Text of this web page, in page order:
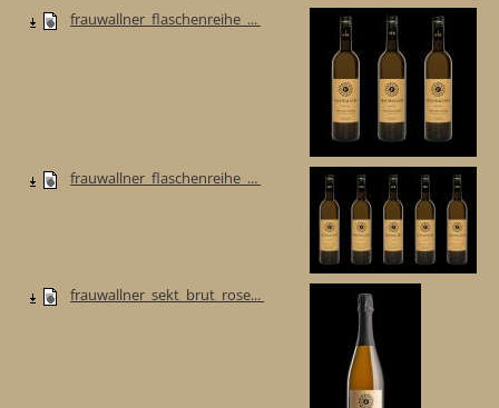
frauwallner_flaschenreihe_...
frauwallner_flaschenreihe_...
frauwallner_sekt_brut_rose...